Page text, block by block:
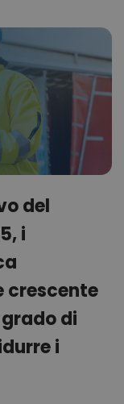
del
i
crescente
di
i